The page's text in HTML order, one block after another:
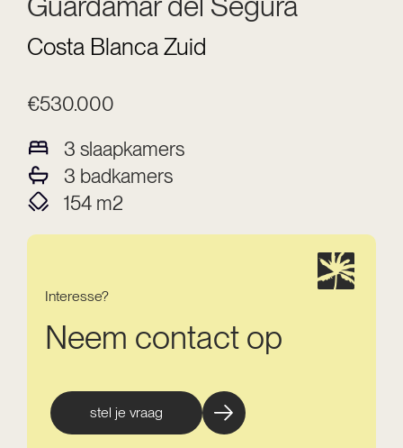
Costa Blanca Zuid
€530.000
3 slaapkamers
3 badkamers
154 m2
Interesse?
Neem contact op
stel je vraag